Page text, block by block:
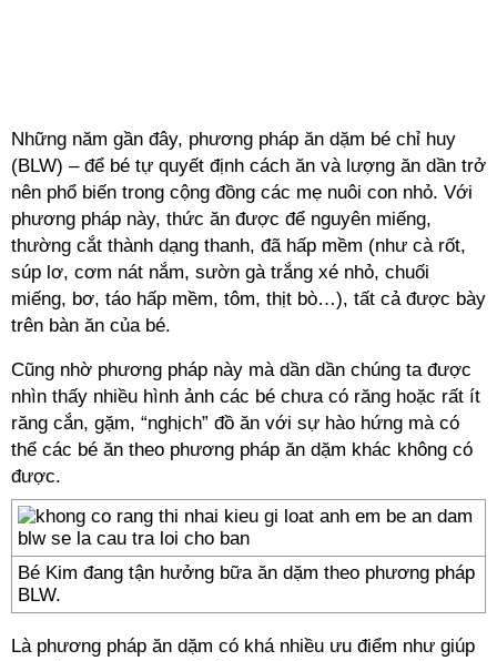
Những năm gần đây, phương pháp ăn dặm bé chỉ huy
(BLW) – để bé tự quyết định cách ăn và lượng ăn dần trở
nên phổ biến trong cộng đồng các mẹ nuôi con nhỏ. Với
phương pháp này, thức ăn được để nguyên miếng,
thường cắt thành dạng thanh, đã hấp mềm (như cà rốt,
súp lơ, cơm nát nắm, sườn gà trắng xé nhỏ, chuối
miếng, bơ, táo hấp mềm, tôm, thịt bò…), tất cả được bày
trên bàn ăn của bé.
Cũng nhờ phương pháp này mà dần dần chúng ta được
nhìn thấy nhiều hình ảnh các bé chưa có răng hoặc rất ít
răng cắn, gặm, “nghịch” đồ ăn với sự hào hứng mà có
thể các bé ăn theo phương pháp ăn dặm khác không có
được.
Bé Kim đang tận hưởng bữa ăn dặm theo phương pháp
BLW.
Là phương pháp ăn dặm có khá nhiều ưu điểm như giúp